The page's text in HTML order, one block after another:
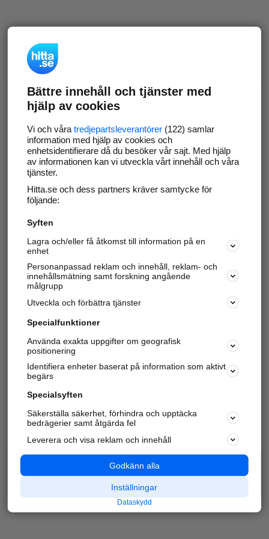
Bättre innehåll och tjänster med
hjälp av cookies
Vi och våra tredjepartsleverantörer(122) samlar
information med hjälp av cookies och
enhetsidentifierare då du besöker vår sajt. Med hjälp
av informationen kan vi utveckla vårt innehåll och våra
tjänster.
Hitta.se och dess partners kräver samtycke för
följande:
Syften
Lagra och/eller få åtkomst till information på en
enhet
Personanpassad reklam och innehåll, reklam- och
innehållsmätning samt forskning angående
målgrupp
Utveckla och förbättra tjänster
Specialfunktioner
Använda exakta uppgifter om geografisk
positionering
Identifiera enheter baserat på information som aktivt
begärs
Specialsyften
Säkerställa säkerhet, förhindra och upptäcka
bedrägerier samt åtgärda fel
Leverera och visa reklam och innehåll
Godkänn alla
Inställningar
Dataskydd